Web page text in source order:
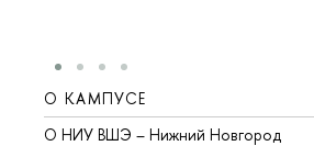
О КАМПУСЕ
О НИУ ВШЭ – Нижний Новгород